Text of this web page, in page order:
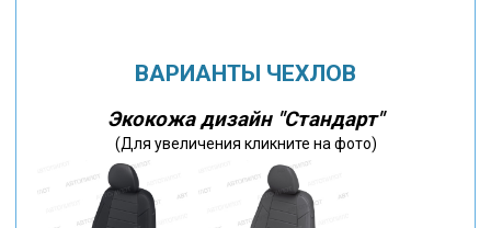
ВАРИАНТЫ ЧЕХЛОВ
Экокожа дизайн "Стандарт"
(Для увеличения кликните на фото)